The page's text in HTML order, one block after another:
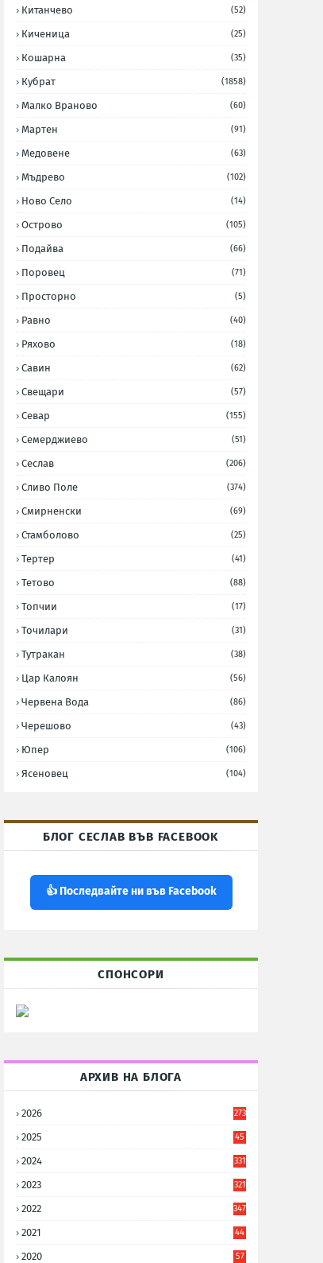
Китанчево (52)
Киченица (25)
Кошарна (35)
Кубрат (1858)
Малко Враново (60)
Мартен (91)
Медовене (63)
Мъдрево (102)
Ново Село (14)
Острово (105)
Подайва (66)
Поровец (71)
Просторно (5)
Равно (40)
Ряхово (18)
Савин (62)
Свещари (57)
Севар (155)
Семерджиево (51)
Сеслав (206)
Сливо Поле (374)
Смирненски (69)
Стамболово (25)
Тертер (41)
Тетово (88)
Топчии (17)
Точилари (31)
Тутракан (38)
Цар Калоян (56)
Червена Вода (86)
Черешово (43)
Юпер (106)
Ясеновец (104)
БЛОГ СЕСЛАВ ВЪВ FACEBOOK
👍 Последвайте ни във Facebook
СПОНСОРИ
АРХИВ НА БЛОГА
2026 273
2025
45
2024 331
2023 321
2022 347
2021
44
2020
57